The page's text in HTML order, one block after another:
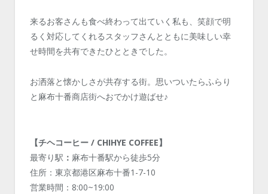
来るお客さんも食べ終わって出ていく私も、笑顔で明
るく対応してくれるスタッフさんとともに美味しい幸
せ時間を共有できたひとときでした。
お洒落と懐かしさが共存する街。思いついたらふらり
と麻布十番商店街へおでかけ遊ばせ♪
【チヘコーヒー / CHIHYE COFFEE】
最寄り駅 ： 麻布十番駅から徒歩5分
住所：東京都港区麻布十番1-7-10
営業時間：8:00~19:00